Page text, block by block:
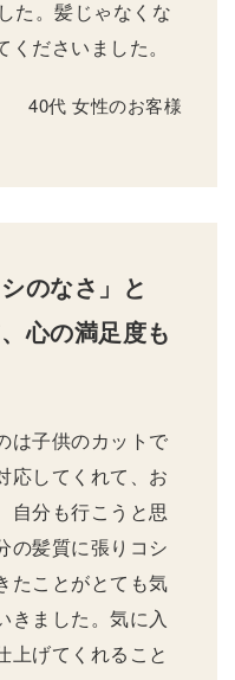
た。髪じゃなくな
ださいました。
40代 女性のお客様
のなさ」と
心の満足度も
は子供のカットで
応してくれて、お
自分も行こうと思
の髪質に張りコシ
たことがとても気
きました。気に入
上げてくれること